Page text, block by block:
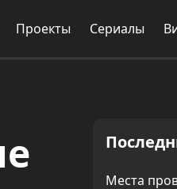
Проекты Сериалы
Места